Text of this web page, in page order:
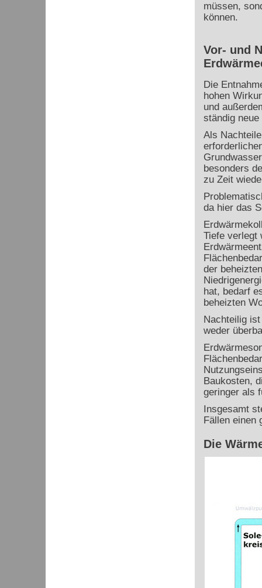
müssen,
können.
Vor- und
Die
hohen
und
ständig
Als
besonders
zu Zeit
da hier das
Tiefe verlegt
der
hat, bedarf
beheizten
Nachteilig
weder
Baukosten,
geringer als
Insgesamt
Fällen einen
Die